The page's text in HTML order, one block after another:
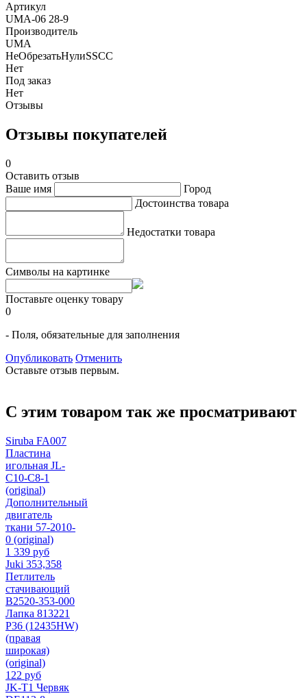
Артикул
UMA-06 28-9
Производитель
UMA
НеОбрезатьНулиSSCC
Нет
Под заказ
Нет
Отзывы
Отзывы покупателей
0
Оставить отзыв
Ваше имя
Город
Достоинства товара
Недостатки товара
Символы на картинке
Поставьте оценку товару
0
- Поля, обязательные для заполнения
Опубликовать Отменить
Оставьте отзыв первым.
С этим товаром так же просматривают
Siruba FA007
Пластина
игольная JL-
C10-C8-1
(original)
Дополнительный
двигатель
ткани 57-2010-
0 (original)
1 339 руб
Juki 353,358
Петлитель
стачивающий
B2520-353-000
Лапка 813221
P36 (12435HW)
(правая
широкая)
(original)
122 руб
JK-T1 Червяк